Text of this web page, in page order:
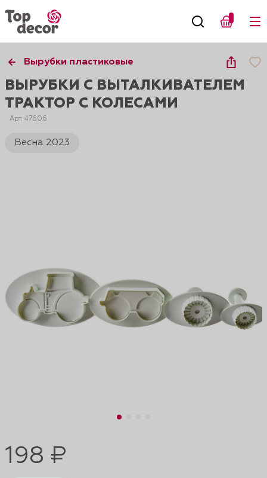
Вырубки пластиковые
ВЫРУБКИ С ВЫТАЛКИВАТЕЛЕМ
ТРАКТОР С КОЛЕСАМИ
Арт. 47606
Весна 2023
198 ₽